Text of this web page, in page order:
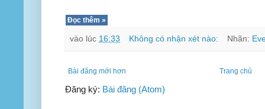
Đọc thêm »
vào lúc 16:33 Không có nhận xét nào: Nhãn:
Bài đăng mới hơn Trang chủ
Đăng ký: Bài đăng (Atom)